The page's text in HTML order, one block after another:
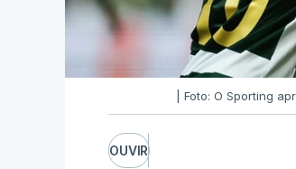
| Foto: O Sporting
OUVIR